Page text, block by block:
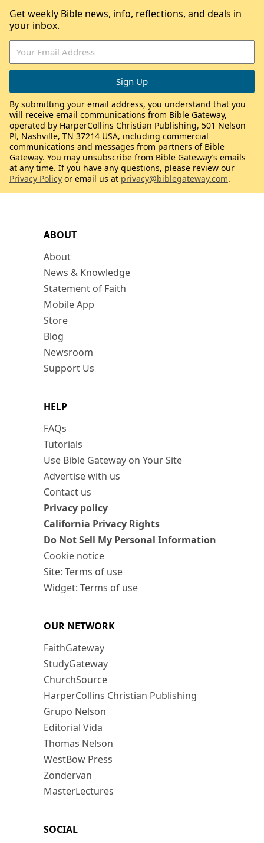
ABOUT
About
News & Knowledge
Statement of Faith
Mobile App
Store
Blog
Newsroom
Support Us
HELP
FAQs
Tutorials
Use Bible Gateway on Your Site
Advertise with us
Contact us
Privacy policy
California Privacy Rights
Do Not Sell My Personal Information
Cookie notice
Site: Terms of use
Widget: Terms of use
OUR NETWORK
FaithGateway
StudyGateway
ChurchSource
HarperCollins Christian Publishing
Grupo Nelson
Editorial Vida
Thomas Nelson
WestBow Press
Zondervan
MasterLectures
SOCIAL
Get weekly Bible news, info, reflections, and deals in
your inbox.
By submitting your email address, you understand that you
will receive email communications from Bible Gateway,
operated by HarperCollins Christian Publishing, 501 Nelson
Pl, Nashville, TN 37214 USA, including commercial
communications and messages from partners of Bible
Gateway. You may unsubscribe from Bible Gateway’s emails
at any time. If you have any questions, please review our
Privacy Policy or email us at privacy@biblegateway.com.